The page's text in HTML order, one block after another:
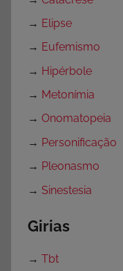
→ Elipse
→ Eufemismo
→ Hipérbole
→ Metonímia
→ Onomatopeia
→ Personificação
→ Pleonasmo
→ Sinestesia
Girias
→ Tbt